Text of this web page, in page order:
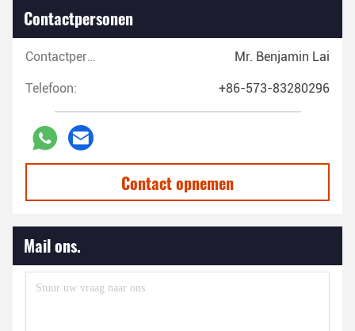
Contactpersonen
Contactpersonen: Mr. Benjamin Lai
Telefoon: +86-573-83280296
Contact opnemen
Mail ons.